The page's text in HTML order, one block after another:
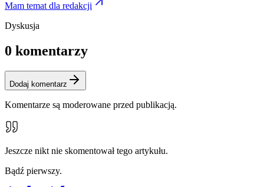
Mam temat dla redakcji
Dyskusja
0 komentarzy
Dodaj komentarz
Komentarze są moderowane przed publikacją.
Jeszcze nikt nie skomentował tego artykułu.
Bądź pierwszy.